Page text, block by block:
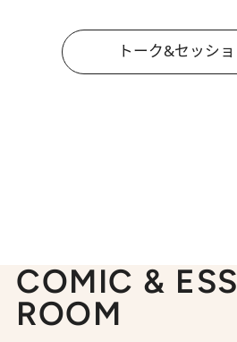
トーク&セッシ
COMIC &
ROOM